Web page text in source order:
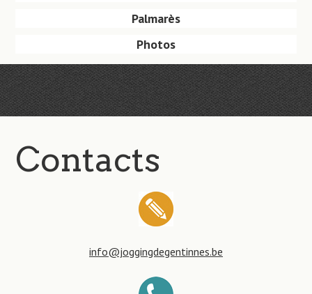
Palmarès
Photos
Contacts
info@joggingdegentinnes.be